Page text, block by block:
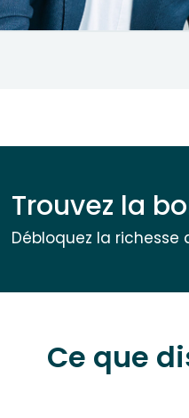
Trouvez la
Débloquez la
Ce que